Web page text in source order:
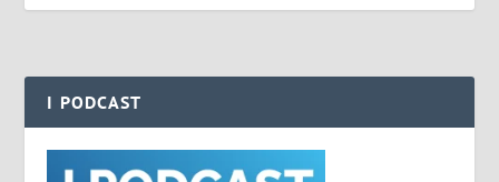
I PODCAST